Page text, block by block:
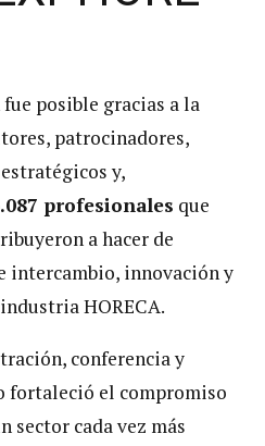
posible gracias a la
patrocinadores,
y,
profesionales que
a hacer de
intercambio, innovación y
HORECA.
conferencia y
fortaleció el compromiso
sector cada vez más